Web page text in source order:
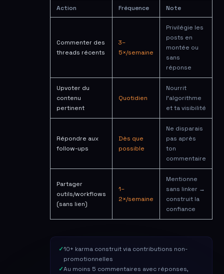
Action Fréquence Note
Commenter des
threads récents
3–
5×/semaine
Privilégie les
posts en
montée ou
sans
réponse
Upvoter du
contenu
pertinent
Quotidien
Nourrit
l'algorithme
et ta visibilité
Répondre aux
follow-ups
Dès que
possible
Ne disparais
pas après
ton
commentaire
Partager
outils/workflows
(sans lien)
1–
2×/semaine
Mentionne
sans linker →
construit la
confiance
10+ karma construit via contributions non-
promotionnelles
Au moins 5 commentaires avec réponses,